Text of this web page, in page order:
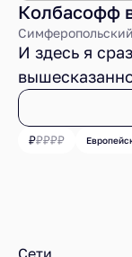
Колбасофф
И здесь я
ресторану
об остальных
пока
Сети